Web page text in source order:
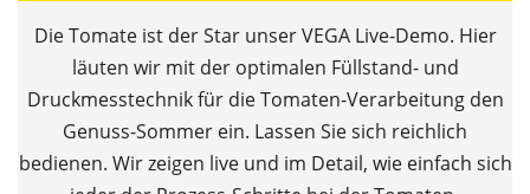
Die Tomate ist der Star unser VEGA Live-Demo. Hier
läuten wir mit der optimalen Füllstand- und
Druckmesstechnik für die Tomaten-Verarbeitung den
Genuss-Sommer ein. Lassen Sie sich reichlich
bedienen. Wir zeigen live und im Detail, wie einfach sich